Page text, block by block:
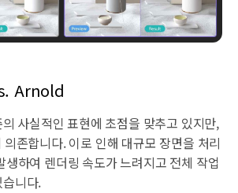
Arnold
사실적인 표현에 초점을 맞추고 있지만,
존합니다. 이로 인해 대규모 장면을 처리
생하여 렌더링 속도가 느려지고 전체 작업
니다.